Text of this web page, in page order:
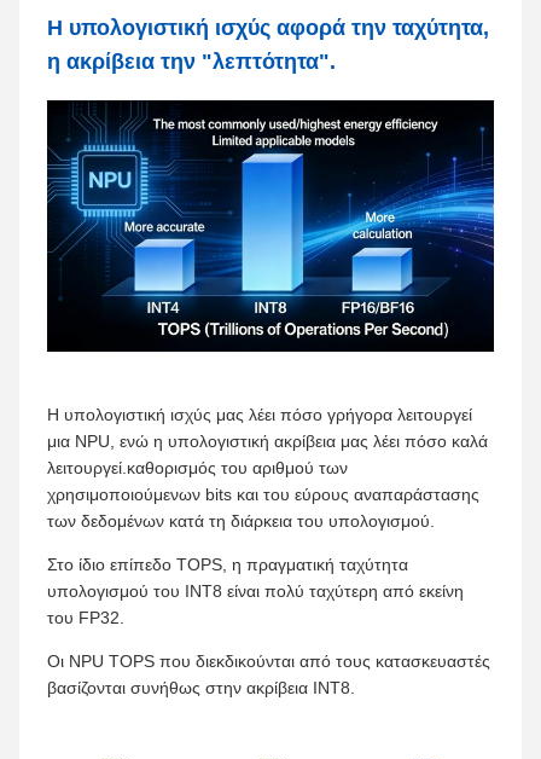
Η υπολογιστική ισχύς αφορά την ταχύτητα,
η ακρίβεια την "λεπτότητα".
Η υπολογιστική ισχύς μας λέει πόσο γρήγορα λειτουργεί
μια NPU, ενώ η υπολογιστική ακρίβεια μας λέει πόσο καλά
λειτουργεί.καθορισμός του αριθμού των
χρησιμοποιούμενων bits και του εύρους αναπαράστασης
των δεδομένων κατά τη διάρκεια του υπολογισμού.
Στο ίδιο επίπεδο TOPS, η πραγματική ταχύτητα
υπολογισμού του INT8 είναι πολύ ταχύτερη από εκείνη
του FP32.
Οι NPU TOPS που διεκδικούνται από τους κατασκευαστές
βασίζονται συνήθως στην ακρίβεια INT8.